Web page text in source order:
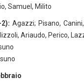
Samuel, Milito
Agazzi; Pisano,
Ariaudo, Perico,